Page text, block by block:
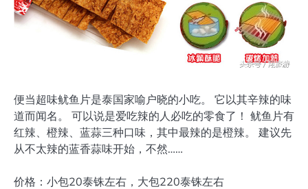
便当超味鱿鱼片是泰国家喻户晓的小吃。 它以其辛辣的味
道而闻名。 可以说是爱吃辣的人必吃的零食了！ 鱿鱼片有
红辣、橙辣、蓝蒜三种口味，其中最辣的是橙辣。 建议先
从不太辣的蓝香蒜味开始，不然……
价格：小包20泰铢左右，大包220泰铢左右